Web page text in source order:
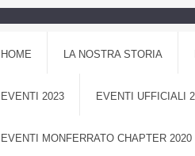
HOME LA NOSTRA STORIA
EVENTI 2023 EVENTI UFFICIALI
EVENTI MONFERRATO CHAPTER 2020